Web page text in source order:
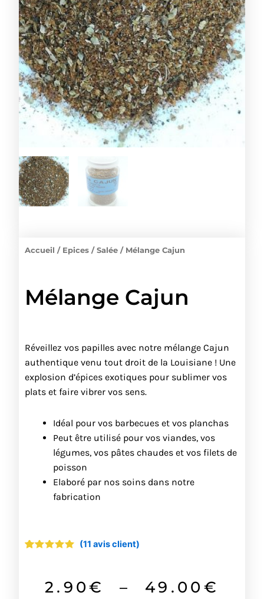
Accueil / Epices /Salée / Mélange Cajun
Mélange Cajun
Réveillez vos papilles avec notre mélange Cajun
authentique venu tout droit de la Louisiane ! Une
explosion d’épices exotiques pour sublimer vos
plats et faire vibrer vos sens.
Idéal pour vos barbecues et vos planchas
Peut être utilisé pour vos viandes, vos
légumes, vos pâtes chaudes et vos filets de
poisson
Elaboré par nos soins dans notre
fabrication
sur
notations
(11 avis client)
2.90€ – 49.00 €